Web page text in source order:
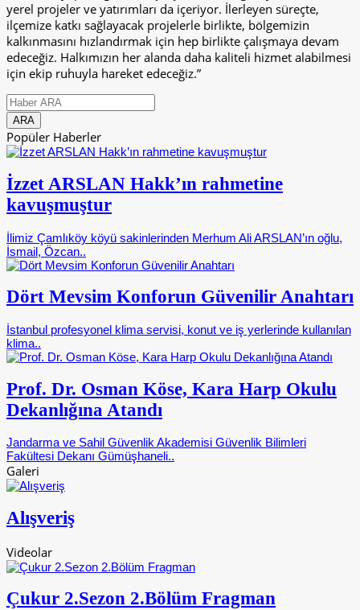
yerel projeler ve yatırımları da içeriyor. İlerleyen süreçte,
ilçemize katkı sağlayacak projelerle birlikte, bölgemizin
kalkınmasını hızlandırmak için hep birlikte çalışmaya devam
edeceğiz. Halkımızın her alanda daha kaliteli hizmet alabilmesi
için ekip ruhuyla hareket edeceğiz.”
Popüler Haberler
İzzet ARSLAN Hakk’ın rahmetine
kavuşmuştur
İlimiz Çamlıköy köyü sakinlerinden Merhum Ali ARSLAN’ın oğlu,
İsmail, Özcan..
Dört Mevsim Konforun Güvenilir Anahtarı
İstanbul profesyonel klima servisi, konut ve iş yerlerinde kullanılan
klima..
Prof. Dr. Osman Köse, Kara Harp Okulu
Dekanlığına Atandı
Jandarma ve Sahil Güvenlik Akademisi Güvenlik Bilimleri
Fakültesi Dekanı Gümüşhaneli..
Galeri
Alışveriş
Videolar
Çukur 2.Sezon 2.Bölüm Fragman